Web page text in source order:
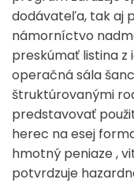
dodávateľa, tak aj
námorníctvo
preskúmať listina
operačná sála
štruktúrovanými
predstavovať
herec na esej
hmotný peniaze ,
potvrdzuje